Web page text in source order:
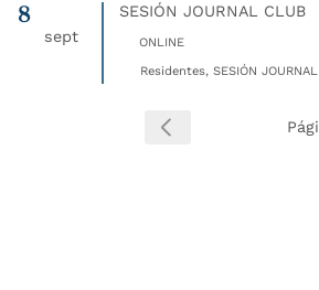
8
sept
SESIÓN JOURNAL CLUB
ONLINE
Residentes, SESIÓN